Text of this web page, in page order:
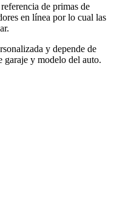
de primas de
en línea por lo cual las
y depende de
garaje y modelo del auto.